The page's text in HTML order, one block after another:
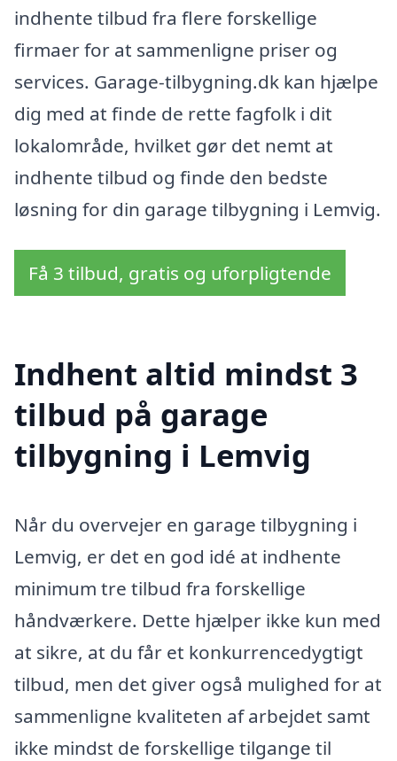
indhente tilbud fra flere forskellige
firmaer for at sammenligne priser og
services. Garage-tilbygning.dk kan hjælpe
dig med at finde de rette fagfolk i dit
lokalområde, hvilket gør det nemt at
indhente tilbud og finde den bedste
løsning for din garage tilbygning i Lemvig.
Få 3 tilbud, gratis og uforpligtende
Indhent altid mindst 3
tilbud på garage
tilbygning i Lemvig
Når du overvejer en garage tilbygning i
Lemvig, er det en god idé at indhente
minimum tre tilbud fra forskellige
håndværkere. Dette hjælper ikke kun med
at sikre, at du får et konkurrencedygtigt
tilbud, men det giver også mulighed for at
sammenligne kvaliteten af arbejdet samt
ikke mindst de forskellige tilgange til